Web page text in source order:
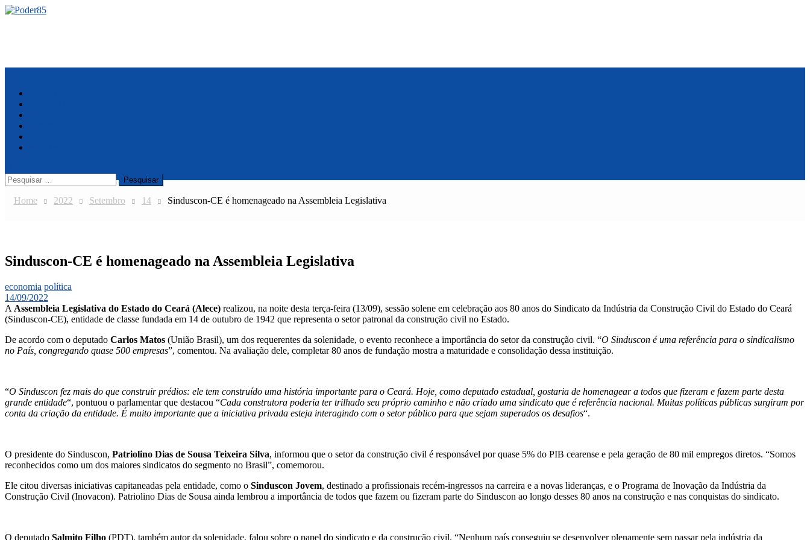
Skip
Pesquisar
por:
Home
2022 Setembro 14 Sinduscon-CE é homenageado na Assembleia Legislativa
Sinduscon-CE é homenageado na Assembleia Legislativa
economia política
14/09/2022
A Assembleia Legislativa do Estado do Ceará (Alece) realizou, na noite desta terça-feira (13/09), sessão solene em celebração aos 80 anos do Sindicato da Indústria da Construção Civil do Estado do Ceará
(Sinduscon-CE), entidade de classe fundada em 14 de outubro de 1942 que representa o setor patronal da construção civil no Estado.
De acordo com o deputado Carlos Matos (União Brasil), um dos requerentes da solenidade, o evento reconhece a importância do setor da construção civil. “O Sinduscon é uma referência para o sindicalismo
no País, congregando quase 500 empresas”, comentou. Na avaliação dele, completar 80 anos de fundação mostra a maturidade e consolidação dessa instituição.
“O Sinduscon fez mais do que construir prédios: ele tem construído uma história importante para o Ceará. Hoje, como deputado estadual, gostaria de homenagear a todos que fizeram e fazem parte desta
grande entidade“, pontuou o parlamentar que destacou “Cada construtora poderia ter trilhado seu próprio caminho e não criado uma sindicato que é referência nacional. Muitas políticas públicas surgiram por
conta da criação da entidade. É muito importante que a iniciativa privada esteja interagindo com o setor público para que sejam superados os desafios“.
O presidente do Sinduscon, Patriolino Dias de Sousa Teixeira Silva, informou que o setor da construção civil é responsável por quase 5% do PIB cearense e pela geração de 80 mil empregos diretos. “Somos
reconhecidos como um dos maiores sindicatos do segmento no Brasil”, comemorou.
Ele citou diversas iniciativas capitaneadas pela entidade, como o Sinduscon Jovem, destinado a profissionais recém-ingressos na carreira e a novas lideranças, e o Programa de Inovação da Indústria da
Construção Civil (Inovacon). Patriolino Dias de Sousa ainda lembrou a importância de todos que fazem ou fizeram parte do Sinduscon ao longo desses 80 anos na construção e nas conquistas do sindicato.
O deputado Salmito Filho (PDT), também autor da solenidade, falou sobre o papel do sindicato e da construção civil. “Nenhum país conseguiu se desenvolver plenamente sem passar pela indústria da